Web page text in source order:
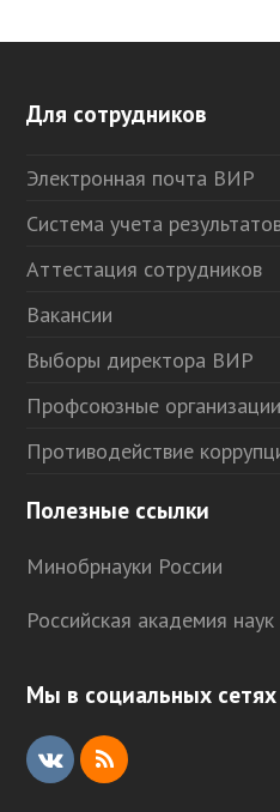
Для сотрудников
Электронная почта ВИР
Система учета
Аттестация сотрудников
Вакансии
Выборы директора ВИР
Профсоюзные организации
Противодействие
Полезные ссылки
Минобрнауки России
Российская академия наук
Мы в социальных сетях
V
R